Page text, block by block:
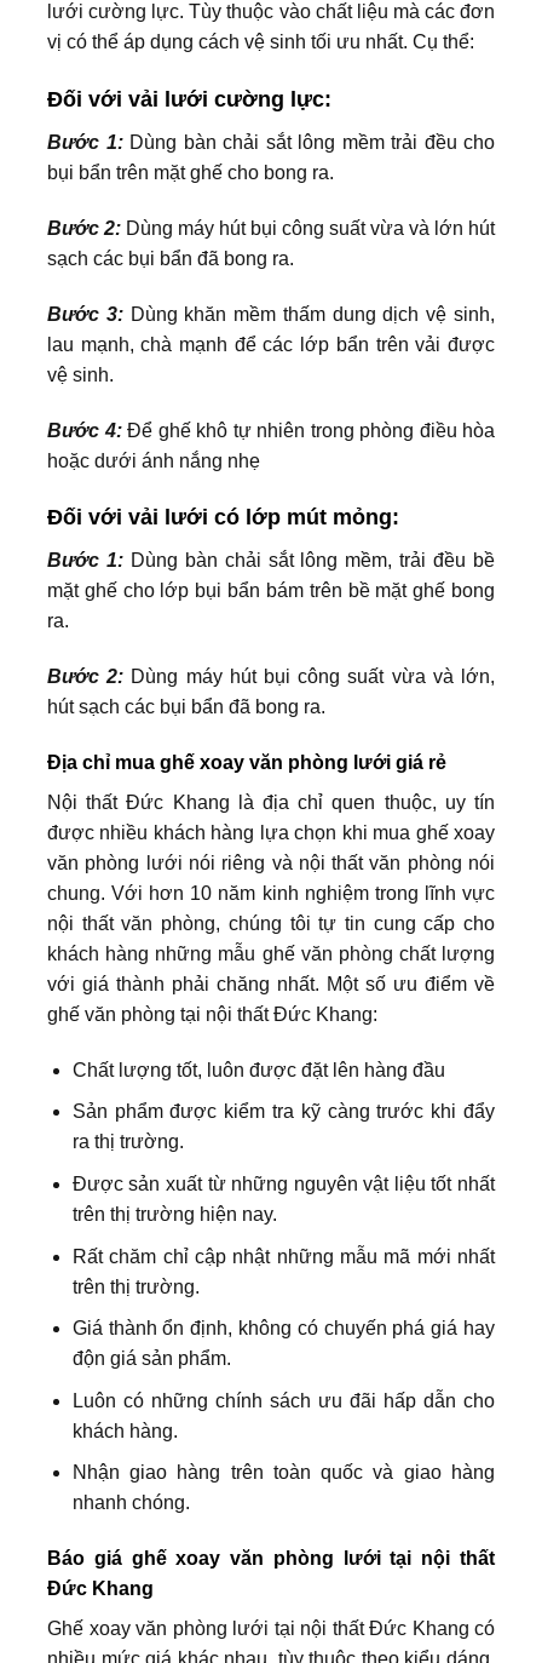
lưới cường lực. Tùy thuộc vào chất liệu mà các đơn
vị có thể áp dụng cách vệ sinh tối ưu nhất. Cụ thể:
Đối với vải lưới cường lực:
Bước 1:Dùng bàn chải sắt lông mềm trải đều cho
bụi bẩn trên mặt ghế cho bong ra.
Bước 2: Dùng máy hút bụi công suất vừa và lớn hút
sạch các bụi bẩn đã bong ra.
Bước 3:Dùng khăn mềm thấm dung dịch vệ sinh,
lau mạnh, chà mạnh để các lớp bẩn trên vải được
vệ sinh.
Bước 4:Để ghế khô tự nhiên trong phòng điều hòa
hoặc dưới ánh nắng nhẹ
Đối với vải lưới có lớp mút mỏng:
Bước 1:Dùng bàn chải sắt lông mềm, trải đều bề
mặt ghế cho lớp bụi bẩn bám trên bề mặt ghế bong
ra.
Bước 2: Dùng máy hút bụi công suất vừa và lớn,
hút sạch các bụi bẩn đã bong ra.
Địa chỉ mua ghế xoay văn phòng lưới giá rẻ
Nội thất Đức Khang là địa chỉ quen thuộc, uy tín
được nhiều khách hàng lựa chọn khi mua ghế xoay
văn phòng lưới nói riêng và nội thất văn phòng nói
chung. Với hơn 10 năm kinh nghiệm trong lĩnh vực
nội thất văn phòng, chúng tôi tự tin cung cấp cho
khách hàng những mẫu ghế văn phòng chất lượng
với giá thành phải chăng nhất. Một số ưu điểm về
ghế văn phòng tại nội thất Đức Khang:
Chất lượng tốt, luôn được đặt lên hàng đầu
Sản phẩm được kiểm tra kỹ càng trước khi đẩy
ra thị trường.
Được sản xuất từ những nguyên vật liệu tốt nhất
trên thị trường hiện nay.
Rất chăm chỉ cập nhật những mẫu mã mới nhất
trên thị trường.
Giá thành ổn định, không có chuyến phá giá hay
độn giá sản phẩm.
Luôn có những chính sách ưu đãi hấp dẫn cho
khách hàng.
Nhận giao hàng trên toàn quốc và giao hàng
nhanh chóng.
Báo giá ghế xoay văn phòng lưới tại nội thất
Đức Khang
Ghế xoay văn phòng lưới tại nội thất Đức Khang có